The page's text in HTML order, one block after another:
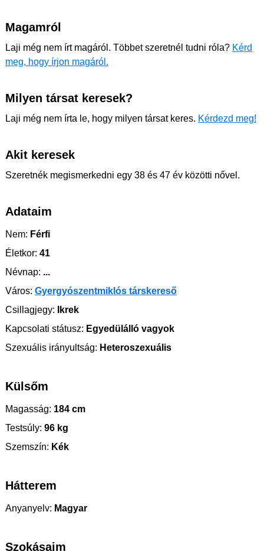
Magamról
Laji még nem írt magáról. Többet szeretnél tudni róla? Kérd
meg, hogy írjon magáról.
Milyen társat keresek?
Laji még nem írta le, hogy milyen társat keres. Kérdezd meg!
Akit keresek
Szeretnék megismerkedni egy 38 és 47 év közötti nővel.
Adataim
Nem: Férfi
Életkor: 41
Névnap: ...
Város: Gyergyószentmiklós társkereső
Csillagjegy: Ikrek
Kapcsolati státusz: Egyedülálló vagyok
Szexuális irányultság: Heteroszexuális
Külsőm
Magasság: 184 cm
Testsúly: 96 kg
Szemszín: Kék
Hátterem
Anyanyelv: Magyar
Szokásaim